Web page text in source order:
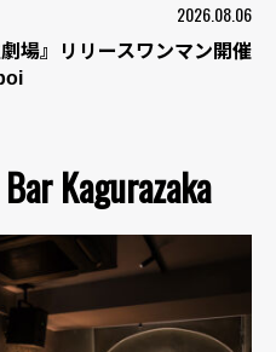
2026.08.06
場』リリースワンマン開催
Kagurazaka